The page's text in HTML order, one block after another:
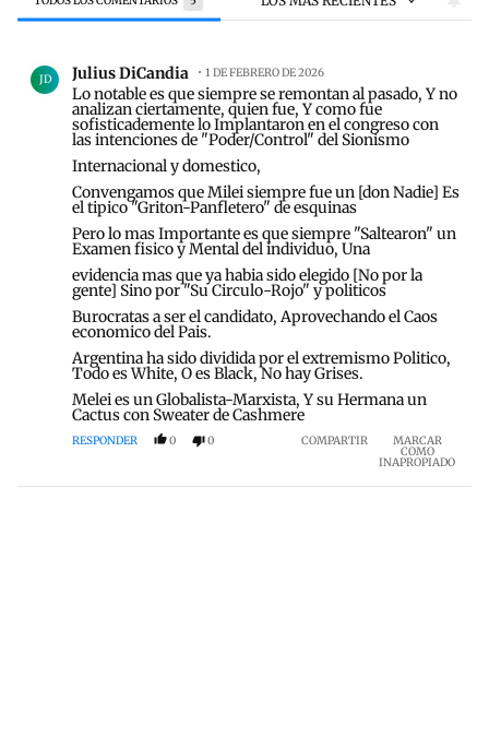
Todos los comentarios
JD Julius DiCandia 1 DE FEBRERO DE 2026
Lo notable es que siempre se remontan al pasado, Y no
analizan ciertamente, quien fue, Y como fue
sofisticademente lo Implantaron en el congreso con
las intenciones de "Poder/Control" del Sionismo
Internacional y domestico,
Convengamos que Milei siempre fue un [don Nadie] Es
el tipico "Griton-Panfletero" de esquinas
Pero lo mas Importante es que siempre "Saltearon" un
Examen fisico y Mental del individuo, Una
evidencia mas que ya habia sido elegido [No por la
gente] Sino por "Su Circulo-Rojo" y politicos
Burocratas a ser el candidato, Aprovechando el Caos
economico del Pais.
Argentina ha sido dividida por el extremismo Politico,
Todo es White, O es Black, No hay Grises.
Melei es un Globalista-Marxista, Y su Hermana un
Cactus con Sweater de Cashmere
RESPONDER 0 0 COMPARTIR MARCAR
COMO
INAPROPIADO